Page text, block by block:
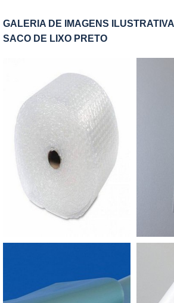
alto rendimento e excelente
STRETCH CORTADA EM FATIAS
mais modernas e custos reduzidos.
assim, o mix de sacos a pronta entrega
fracionada, até em pequenas
saber mais informações, basta
orçamento..
RELEVANTES SOBRE O PRODUTOO
se cada vez mais como a solução mais
rentável na indústria alimentícia por
ao consumidor abrir a
liberdade de fechar novamente,
mesma proteção que se estivesse
disso, é usado em: Indústria da moda
embalar cuecas, biquínis, entre outros,
ser muito útil para acondicionar
que necessitem de proteção
alimentícia por proporcionar ao
a embalagem e ter a liberdade
novamente, garantindo a mesma
estivesse fechado; Indústrias em
embalagem com fecho zip simplifica o
preocupação necessária tanto com
oferecido quanto com o cliente,
oferecendo o melhor para quem
você e a empresa dispõe ao
GALERIA DE IMAGENS
SACO DE LIXO PRETO